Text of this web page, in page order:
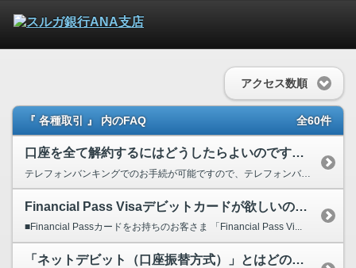
アクセス数順
『 各種取引 』 内のFAQ 全60件
口座を全て解約するにはどうしたらよいのですか？
テレフォンバンキングでのお手続が可能ですので、テレフォンバンキングの第１暗証番号・第２暗証...
Financial Pass Visaデビットカードが欲しいのですがどうし...
■Financial Passカードをお持ちのお客さま 「Financial Pass Vi...
「ネットデビット（口座振替方式）」とはどのようなサービスですか？